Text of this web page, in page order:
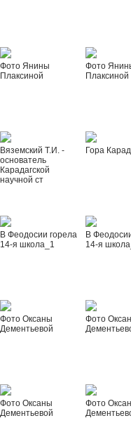
Фото Янины
Плаксиной
Фото
Плаксиной
Вяземский Т.И. -
основатель
Карадагской
научной ст
Гора
В Феодосии горела
14-я школа_1
В
14-я
Фото Оксаны
Дементьевой
Фото
Фото Оксаны
Дементьевой
Фото